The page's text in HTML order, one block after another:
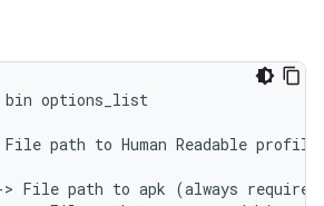
bin options_list
File path to Human Readable profile
File path to apk (always required